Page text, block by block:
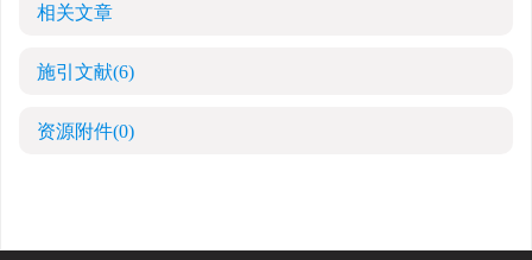
相关文章
施引文献(6)
资源附件(0)